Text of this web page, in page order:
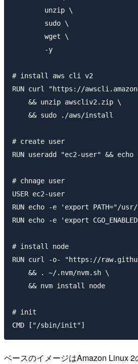
        unzip \
        sudo \
        wget \
        -y
# install aws cli v2
RUN curl "https://
    && unzip awscliv2.zip \
    && sudo ./aws/install
# create user
RUN useradd "ec2-user" && echo
# chnage user
USER ec2-user
RUN echo -e 'export PATH="/
RUN echo -e 'export
# install node
RUN curl -o- "https://
    && . ~/.nvm/nvm.sh \
    && nvm install node
# init
ベースのイメージはAmazon Linux 2